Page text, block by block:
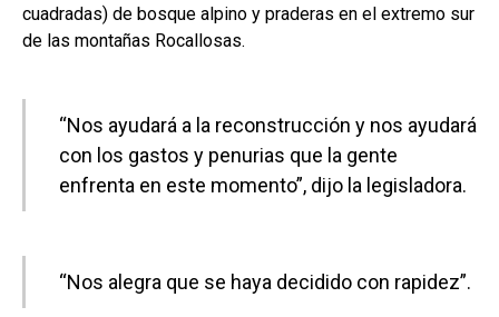
cuadradas) de bosque alpino y praderas en el extremo sur
de las montañas Rocallosas.
“Nos ayudará a la reconstrucción y nos ayudará
con los gastos y penurias que la gente
enfrenta en este momento”, dijo la legisladora.
“Nos alegra que se haya decidido con rapidez”.